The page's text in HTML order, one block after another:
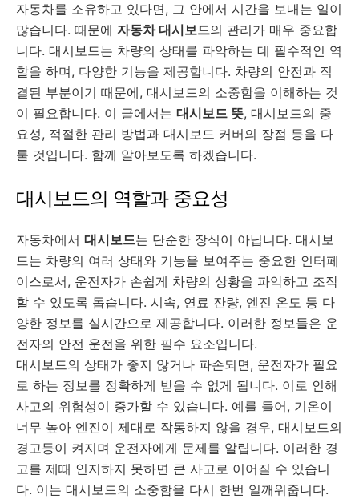
자동차를 소유하고 있다면, 그 안에서 시간을 보내는 일이
많습니다. 때문에 자동차 대시보드의 관리가 매우 중요합
니다. 대시보드는 차량의 상태를 파악하는 데 필수적인 역
할을 하며, 다양한 기능을 제공합니다. 차량의 안전과 직
결된 부분이기 때문에, 대시보드의 소중함을 이해하는 것
이 필요합니다. 이 글에서는 대시보드 뜻, 대시보드의 중
요성, 적절한 관리 방법과 대시보드 커버의 장점 등을 다
룰 것입니다. 함께 알아보도록 하겠습니다.
대시보드의 역할과 중요성
자동차에서 대시보드는 단순한 장식이 아닙니다. 대시보
드는 차량의 여러 상태와 기능을 보여주는 중요한 인터페
이스로서, 운전자가 손쉽게 차량의 상황을 파악하고 조작
할 수 있도록 돕습니다. 시속, 연료 잔량, 엔진 온도 등 다
양한 정보를 실시간으로 제공합니다. 이러한 정보들은 운
전자의 안전 운전을 위한 필수 요소입니다.
대시보드의 상태가 좋지 않거나 파손되면, 운전자가 필요
로 하는 정보를 정확하게 받을 수 없게 됩니다. 이로 인해
사고의 위험성이 증가할 수 있습니다. 예를 들어, 기온이
너무 높아 엔진이 제대로 작동하지 않을 경우, 대시보드의
경고등이 켜지며 운전자에게 문제를 알립니다. 이러한 경
고를 제때 인지하지 못하면 큰 사고로 이어질 수 있습니
다. 이는 대시보드의 소중함을 다시 한번 일깨워줍니다.